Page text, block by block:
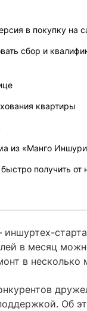
в покупку на
сбор и
квартиры
из «Манго
получить от
в месяц
в несколько
Об